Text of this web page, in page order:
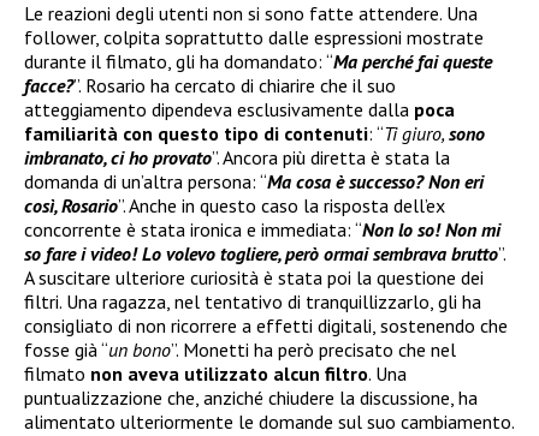
Le reazioni degli utenti non si sono fatte attendere. Una
follower, colpita soprattutto dalle espressioni mostrate
durante il filmato, gli ha domandato: “Ma perché fai queste
facce?”. Rosario ha cercato di chiarire che il suo
atteggiamento dipendeva esclusivamente dalla poca
familiarità con questo tipo di contenuti: “Ti giuro, sono
imbranato, ci ho provato”. Ancora più diretta è stata la
domanda di un’altra persona: “Ma cosa è successo? Non eri
così, Rosario”. Anche in questo caso la risposta dell’ex
concorrente è stata ironica e immediata: “Non lo so! Non mi
so fare i video! Lo volevo togliere, però ormai sembrava brutto”.
A suscitare ulteriore curiosità è stata poi la questione dei
filtri. Una ragazza, nel tentativo di tranquillizzarlo, gli ha
consigliato di non ricorrere a effetti digitali, sostenendo che
fosse già “un bono”. Monetti ha però precisato che nel
filmato non aveva utilizzato alcun filtro. Una
puntualizzazione che, anziché chiudere la discussione, ha
alimentato ulteriormente le domande sul suo cambiamento.